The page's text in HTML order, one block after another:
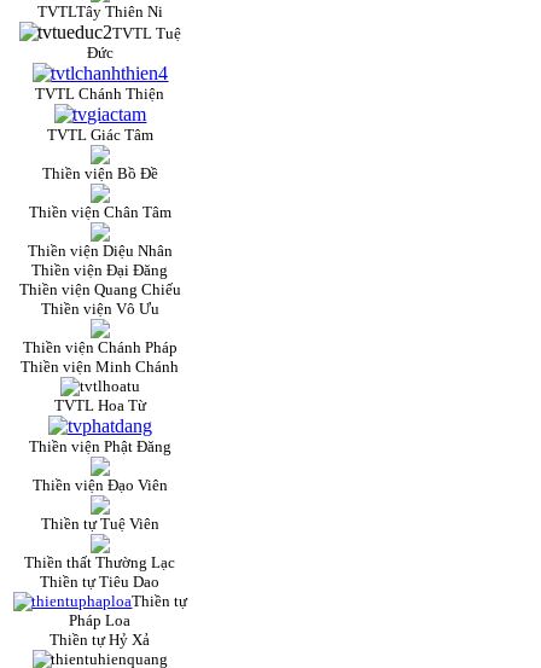
TVTLTây Thiên Ni
TVTL Tuệ
Đức
TVTL Chánh Thiện
TVTL Giác Tâm
Thiền viện Bồ Đề
Thiền viện Chân Tâm
Thiền viện Diệu Nhân
Thiền viện Đại Đăng
Thiền viện Quang Chiếu
Thiền viện Vô Ưu
Thiền viện Chánh Pháp
Thiền viện Minh Chánh
TVTL Hoa Từ
Thiền viện Phật Đăng
Thiền viện Đạo Viên
Thiền tự Tuệ Viên
Thiền thất Thường Lạc
Thiền tự Tiêu Dao
Thiền tự
Pháp Loa
Thiền tự Hỷ Xả